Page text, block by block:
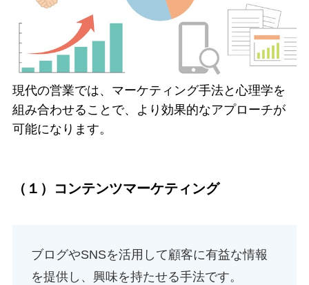
現代の営業では、マーケティング手法と心理学を
組み合わせることで、より効果的なアプローチが
可能になります。
（１）コンテンツマーケティング
ブログやSNSを活用して顧客に有益な情報
を提供し、興味を持たせる手法です。